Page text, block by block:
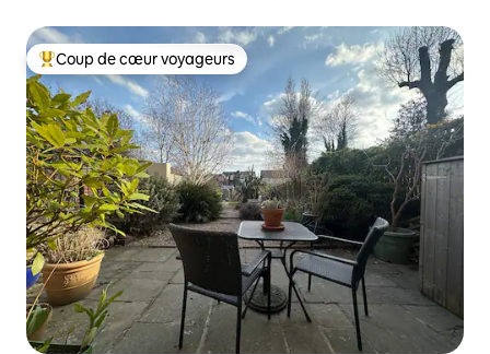
Coups de cœur voyageurs les plus appréciés
Coup de cœur voyageurs